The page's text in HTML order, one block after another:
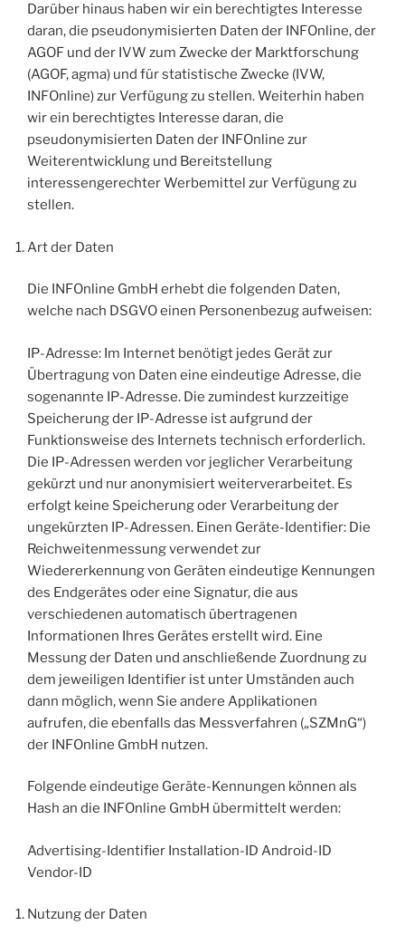
Darüber hinaus haben wir ein berechtigtes Interesse
daran, die pseudonymisierten Daten der INFOnline, der
AGOF und der IVW zum Zwecke der Marktforschung
(AGOF, agma) und für statistische Zwecke (IVW,
INFOnline) zur Verfügung zu stellen. Weiterhin haben
wir ein berechtigtes Interesse daran, die
pseudonymisierten Daten der INFOnline zur
Weiterentwicklung und Bereitstellung
interessengerechter Werbemittel zur Verfügung zu
stellen.
Art der Daten
Die INFOnline GmbH erhebt die folgenden Daten,
welche nach DSGVO einen Personenbezug aufweisen:
IP-Adresse: Im Internet benötigt jedes Gerät zur
Übertragung von Daten eine eindeutige Adresse, die
sogenannte IP-Adresse. Die zumindest kurzzeitige
Speicherung der IP-Adresse ist aufgrund der
Funktionsweise des Internets technisch erforderlich.
Die IP-Adressen werden vor jeglicher Verarbeitung
gekürzt und nur anonymisiert weiterverarbeitet. Es
erfolgt keine Speicherung oder Verarbeitung der
ungekürzten IP-Adressen. Einen Geräte-Identifier: Die
Reichweitenmessung verwendet zur
Wiedererkennung von Geräten eindeutige Kennungen
des Endgerätes oder eine Signatur, die aus
verschiedenen automatisch übertragenen
Informationen Ihres Gerätes erstellt wird. Eine
Messung der Daten und anschließende Zuordnung zu
dem jeweiligen Identifier ist unter Umständen auch
dann möglich, wenn Sie andere Applikationen
aufrufen, die ebenfalls das Messverfahren („SZMnG“)
der INFOnline GmbH nutzen.
Folgende eindeutige Geräte-Kennungen können als
Hash an die INFOnline GmbH übermittelt werden:
Advertising-Identifier Installation-ID Android-ID
Vendor-ID
Nutzung der Daten